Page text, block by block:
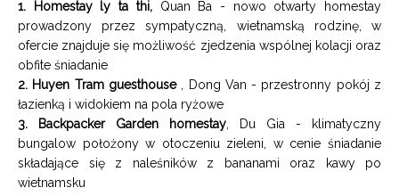
1. Homestay ly ta thi,Quan Ba
- nowo otwarty homestay
prowadzony przez sympatyczną, wietnamską rodzinę, w
ofercie znajduje się możliwość zjedzenia wspólnej kolacji oraz
obfite śniadanie
2. Huyen Tram guesthouse
, Dong Van - przestronny pokój z
łazienką i widokiem na pola ryżowe
3.
Backpacker Garden homestay
Du Gia - klimatyczny
bungalow położony w otoczeniu zieleni, w cenie śniadanie
składające się z naleśników z bananami oraz kawy po
wietnamsku